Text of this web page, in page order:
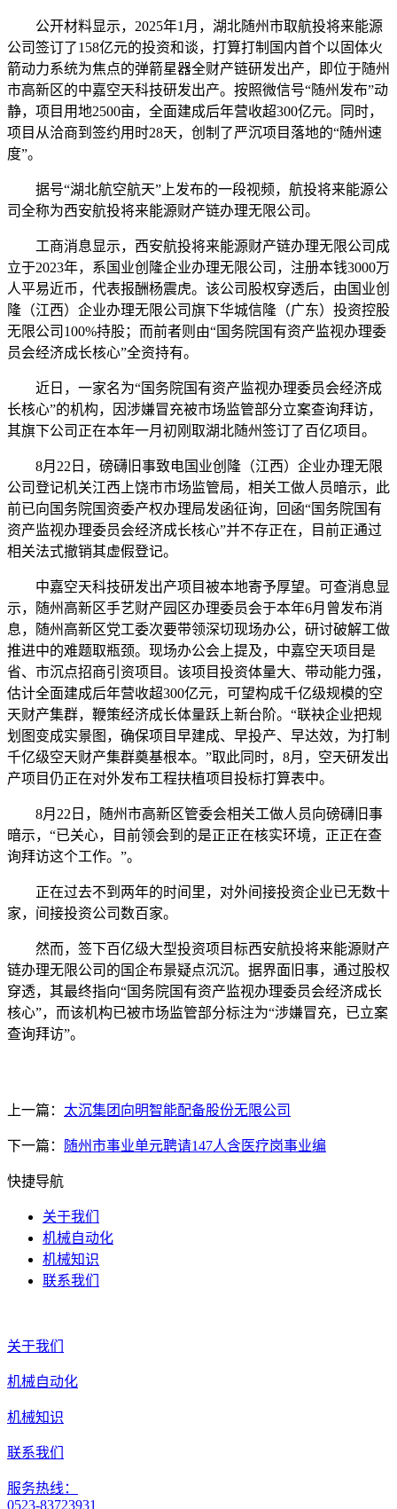
公开材料显示，2025年1月，湖北随州市取航投将来能源
公司签订了158亿元的投资和谈，打算打制国内首个以固体火
箭动力系统为焦点的弹箭星器全财产链研发出产，即位于随州
市高新区的中嘉空天科技研发出产。按照微信号“随州发布”动
静，项目用地2500亩，全面建成后年营收超300亿元。同时，
项目从洽商到签约用时28天，创制了严沉项目落地的“随州速
度”。
据号“湖北航空航天”上发布的一段视频，航投将来能源公
司全称为西安航投将来能源财产链办理无限公司。
工商消息显示，西安航投将来能源财产链办理无限公司成
立于2023年，系国业创隆企业办理无限公司，注册本钱3000万
人平易近币，代表报酬杨震虎。该公司股权穿透后，由国业创
隆（江西）企业办理无限公司旗下华城信隆（广东）投资控股
无限公司100%持股；而前者则由“国务院国有资产监视办理委
员会经济成长核心”全资持有。
近日，一家名为“国务院国有资产监视办理委员会经济成
长核心”的机构，因涉嫌冒充被市场监管部分立案查询拜访，
其旗下公司正在本年一月初刚取湖北随州签订了百亿项目。
8月22日，磅礴旧事致电国业创隆（江西）企业办理无限
公司登记机关江西上饶市市场监管局，相关工做人员暗示，此
前已向国务院国资委产权办理局发函征询，回函“国务院国有
资产监视办理委员会经济成长核心”并不存正在，目前正通过
相关法式撤销其虚假登记。
中嘉空天科技研发出产项目被本地寄予厚望。可查消息显
示，随州高新区手艺财产园区办理委员会于本年6月曾发布消
息，随州高新区党工委次要带领深切现场办公，研讨破解工做
推进中的难题取瓶颈。现场办公会上提及，中嘉空天项目是
省、市沉点招商引资项目。该项目投资体量大、带动能力强，
估计全面建成后年营收超300亿元，可望构成千亿级规模的空
天财产集群，鞭策经济成长体量跃上新台阶。“联袂企业把规
划图变成实景图，确保项目早建成、早投产、早达效，为打制
千亿级空天财产集群奠基根本。”取此同时，8月，空天研发出
产项目仍正在对外发布工程扶植项目投标打算表中。
8月22日，随州市高新区管委会相关工做人员向磅礴旧事
暗示，“已关心，目前领会到的是正正在核实环境，正正在查
询拜访这个工作。”。
正在过去不到两年的时间里，对外间接投资企业已无数十
家，间接投资公司数百家。
然而，签下百亿级大型投资项目标西安航投将来能源财产
链办理无限公司的国企布景疑点沉沉。据界面旧事，通过股权
穿透，其最终指向“国务院国有资产监视办理委员会经济成长
核心”，而该机构已被市场监管部分标注为“涉嫌冒充，已立案
查询拜访”。
上一篇： 太沉集团向明智能配备股份无限公司
下一篇： 随州市事业单元聘请147人含医疗岗事业编
快捷导航
关于我们
机械自动化
机械知识
联系我们
关于我们
机械自动化
机械知识
联系我们
服务热线：
0523-83723931